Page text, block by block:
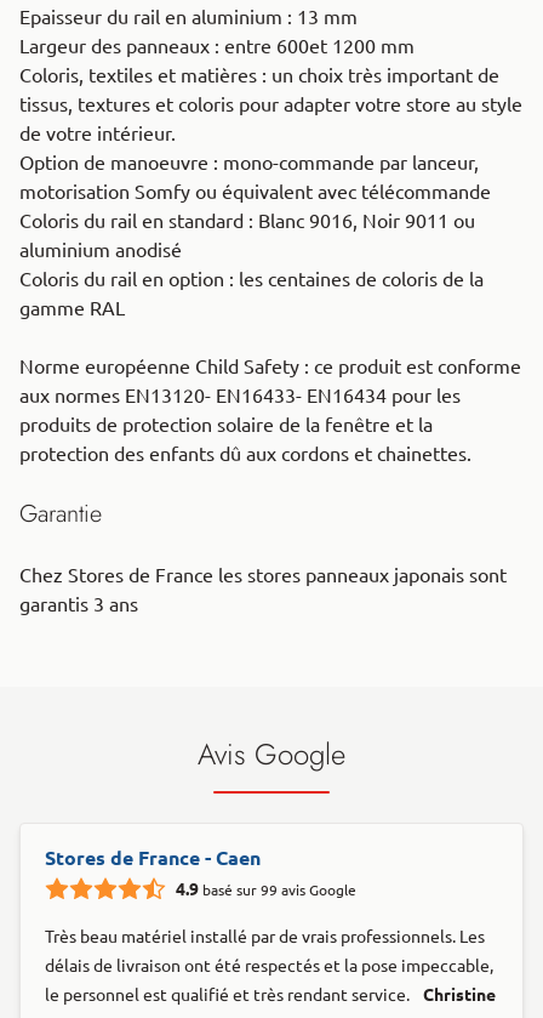
Epaisseur du rail en aluminium : 13 mm
Largeur des panneaux : entre 600et 1200 mm
Coloris, textiles et matières : un choix très important de
tissus, textures et coloris pour adapter votre store au style
de votre intérieur.
Option de manoeuvre : mono-commande par lanceur,
motorisation Somfy ou équivalent avec télécommande
Coloris du rail en standard : Blanc 9016, Noir 9011 ou
aluminium anodisé
Coloris du rail en option : les centaines de coloris de la
gamme RAL
Norme européenne Child Safety : ce produit est conforme
aux normes EN13120- EN16433- EN16434 pour les
produits de protection solaire de la fenêtre et la
protection des enfants dû aux cordons et chainettes.
Garantie
Chez Stores de France les stores panneaux japonais sont
garantis 3 ans
Avis Google
Stores de France - Caen
4.9 basé sur 99 avis Google
Très beau matériel installé par de vrais professionnels. Les
délais de livraison ont été respectés et la pose impeccable,
le personnel est qualifié et très rendant service.
Christine